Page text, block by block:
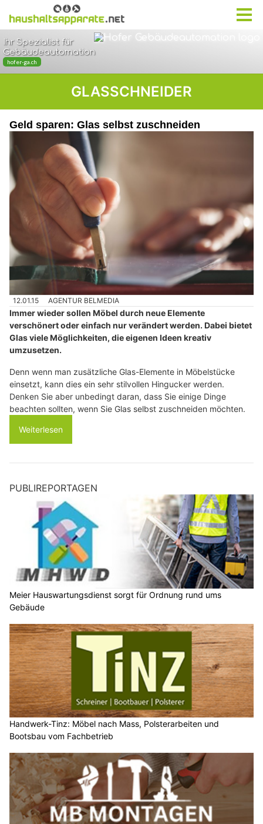
GLASSCHNEIDER
Geld sparen: Glas selbst zuschneiden
12.01.15 AGENTUR BELMEDIA
Immer wieder sollen Möbel durch neue Elemente
verschönert oder einfach nur verändert werden. Dabei bietet
Glas viele Möglichkeiten, die eigenen Ideen kreativ
umzusetzen.
Denn wenn man zusätzliche Glas-Elemente in Möbelstücke
einsetzt, kann dies ein sehr stilvollen Hingucker werden.
Denken Sie aber unbedingt daran, dass Sie einige Dinge
beachten sollten, wenn Sie Glas selbst zuschneiden möchten.
Weiterlesen
PUBLIREPORTAGEN
Meier Hauswartungsdienst sorgt für Ordnung rund ums
Gebäude
Handwerk-Tinz: Möbel nach Mass, Polsterarbeiten und
Bootsbau vom Fachbetrieb